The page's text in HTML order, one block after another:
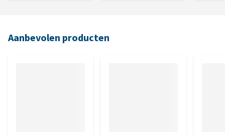
Aanbevolen producten